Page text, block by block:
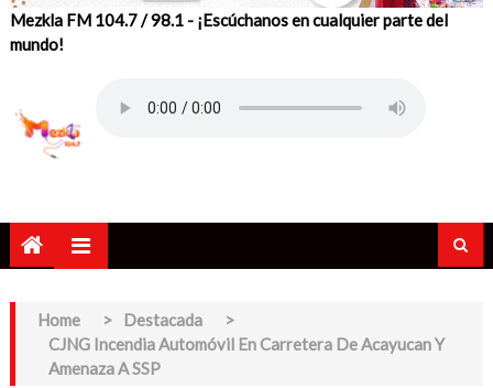
Mezkla FM 104.7 / 98.1 - ¡Escúchanos en cualquier parte del
mundo!
Home > Destacada
>
CJNG Incendia Automóvil En Carretera De Acayucan Y
Amenaza A SSP